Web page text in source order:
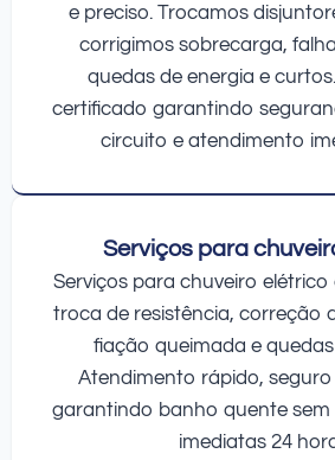
e preciso. Trocamos
corrigimos sobrecarga,
quedas de energia e
certificado garantindo
circuito e atendimento
Serviços para
Serviços para chuveiro
troca de resistência, correção
fiação queimada e
Atendimento rápido,
garantindo banho quente sem
imediatas 24